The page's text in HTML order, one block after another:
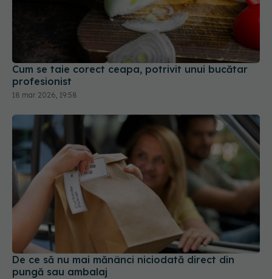
Cum se taie corect ceapa, potrivit unui bucătar
profesionist
18 mar 2026, 19:58
De ce să nu mai mănânci niciodată direct din
pungă sau ambalaj